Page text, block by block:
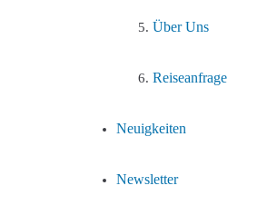
Über Uns
Reiseanfrage
Neuigkeiten
Newsletter